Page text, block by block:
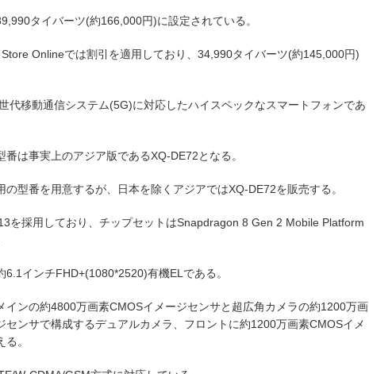
タイバーツ(約166,000円)に設定されている。
Onlineでは割引を適用しており、34,990タイバーツ(約145,000円)
代移動通信システム(5G)に対応したハイスペックなスマートフォンであ
番は事実上のアジア版であるXQ-DE72となる。
の型番を用意するが、日本を除くアジアではXQ-DE72を販売する。
を採用しており、チップセットはSnapdragon 8 Gen 2 Mobile Platform
6.1インチFHD+(1080*2520)有機ELである。
インの約4800万画素CMOSイメージセンサと超広角カメラの約1200万画
センサで構成するデュアルカメラ、フロントに約1200万画素CMOSイメ
。